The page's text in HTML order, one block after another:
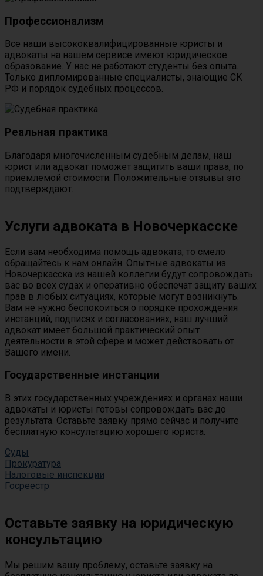
Профессионализм
Все наши высококвалифицированные юристы и
адвокаты на нашем сервисе имеют юридическое
образование. У нас не работают студенты без опыта.
Только дипломированные специалисты, знающие СК
РФ и порядок судебных процессов.
Реальная практика
Благодаря многочисленным судебным делам, наш
юрист или адвокат поможет защитить ваши права, по
приемлемой стоимости. Положительные отзывы это
подтверждают.
Услуги адвоката в Новочеркасске
Если вам необходима помощь адвоката, то смело
обращайтесь к нам онлайн. Опытные адвокаты из
Новочеркасска из нашей коллегии будут сопровождать
вас во всех судах и оперативно обеспечат защиту ваших
прав в любых ситуациях, которые могут возникнуть.
Вам не нужно беспокоиться о порядке прохождения
инстанций, подписях и согласованиях, наш лучший
адвокат имеет большой практический опыт
деятельности в этой сфере и может действовать от
Вашего имени.
Государственные инстанции
В этих государственных учреждениях и органах наши
адвокаты и юристы готовы сопровождать вас до
результата. Оставьте заявку прямо сейчас и получите
бесплатную консультацию хорошего юриста.
Суды
Прокуратура
Налоговые инспекции
Госреестр
Оставьте заявку на юридическую
консультацию
Мы решим вашу проблему, оставьте заявку на